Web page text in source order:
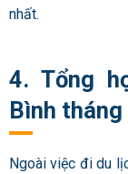
nhất.
4. Tổng
Bình
Ngoài việc đi du